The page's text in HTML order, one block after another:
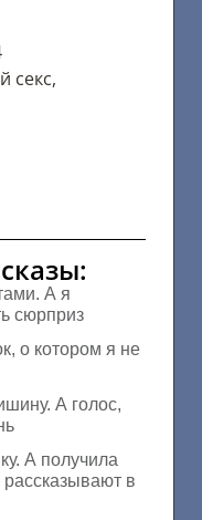
секс,
А я
сюрприз
о котором я не
А голос,
А получила
рассказывают в